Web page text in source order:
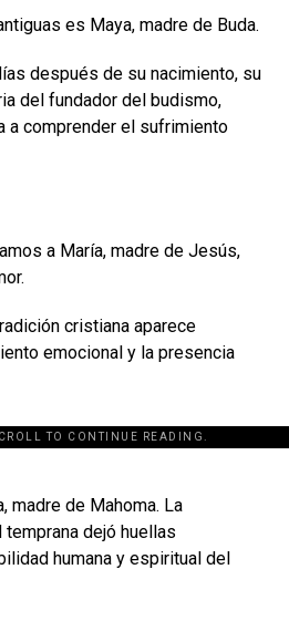
es Maya, madre de Buda.
después de su nacimiento, su
del fundador del budismo,
a comprender el sufrimiento
a María, madre de Jesús,
cristiana aparece
emocional y la presencia
TO CONTINUE READING.
id="243463"]
madre de Mahoma. La
dejó huellas
humana y espiritual del